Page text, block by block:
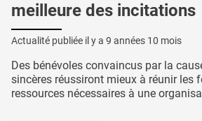
meilleure des incitations
Actualité publiée il y a 9 années 10 mois
Des bénévoles convaincus par la
sincères réussiront mieux à réunir les
ressources nécessaires à une